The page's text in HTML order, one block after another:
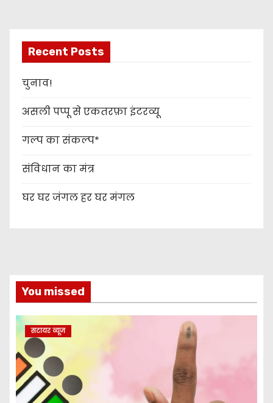
Recent Posts
चुनाव!
असली पप्पू से एकतरफ़ा इंटरव्यू
गल्प का संकल्प*
संविधान का मंत्र
घर घर जंगल हर घर मंगल
You missed
सटायर व्यूज